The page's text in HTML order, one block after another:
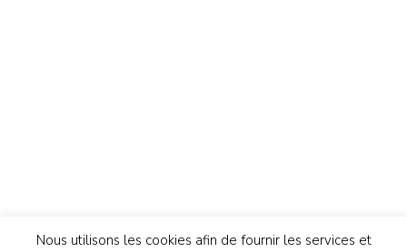
Nous utilisons les cookies afin de fournir les services et